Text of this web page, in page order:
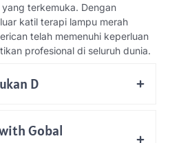
terkemuka. Dengan
katil terapi lampu merah
telah memenuhi keperluan
profesional di seluruh dunia.
D
Gobal